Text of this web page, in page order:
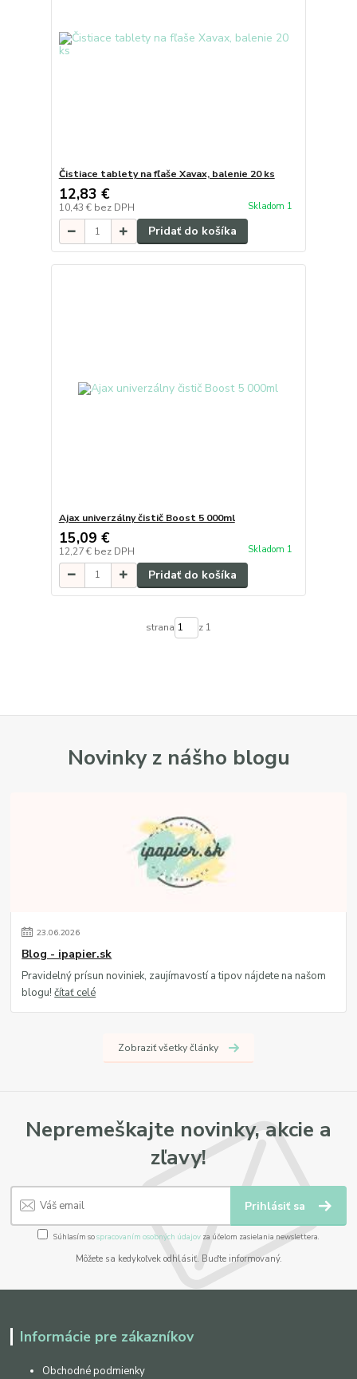
Čistiace tablety na fľaše Xavax, balenie 20 ks
12,83 €
10,43 € bez DPH Skladom 1
Pridať do košíka
Ajax univerzálny čistič Boost 5 000ml
15,09 €
12,27 € bez DPH Skladom 1
Pridať do košíka
strana z 1
Novinky z nášho blogu
23.06.2026
Blog - ipapier.sk
Pravidelný prísun noviniek, zaujímavostí a tipov nájdete na našom
blogu!čítať celé
Zobraziť všetky články
Nepremeškajte novinky, akcie a
zľavy!
Prihlásiť sa
Súhlasím sospracovaním osobných údajov za účelom zasielania newslettera.
Môžete sa kedykoľvek odhlásiť. Buďte informovaný.
Informácie pre zákazníkov
Obchodné podmienky